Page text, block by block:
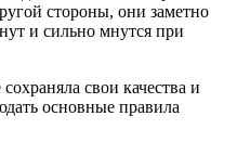
стороны, они заметно
и сильно мнутся при
свои качества и
основные правила